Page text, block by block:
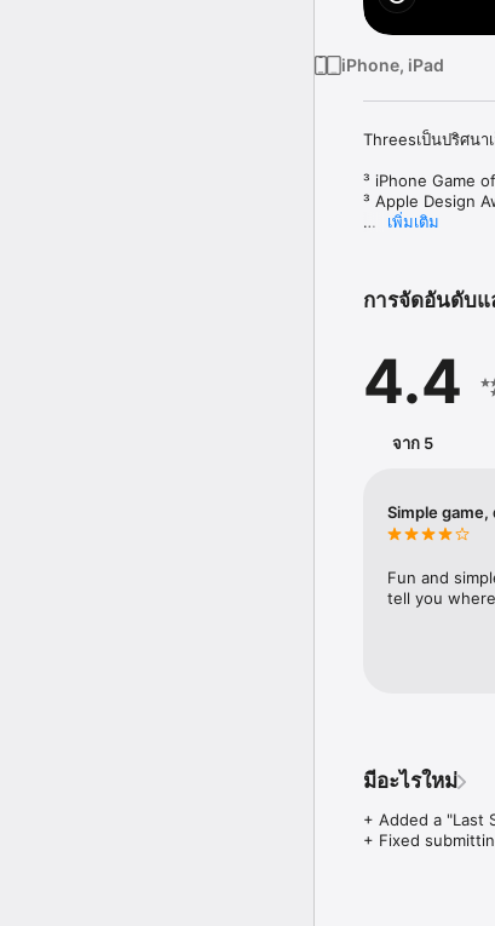
iPhone, iPad
Threesเป็นปริศน
³ iPhone Game
³ Apple Design
""คุณอาจจะลบ
""มันเป็นเกมส์ที่เ
tactics
_เป็นความท้าทาย
_ตัวคาร์เร็กเตอร์ที่
_ไม่มีIAP -ประส
ได้รับรางวัลชมเ
³ เพิ่มประสิทธิภาพ
เพิ่มเติม
การจัดอันดับแ
4.4
จาก 5
Simple
Fun and
tell you
มีอะไรใหม่
+ Added a "Last
+ Fixed